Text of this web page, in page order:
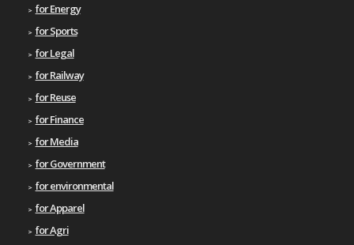
for Energy
for Sports
for Legal
for Railway
for Reuse
for Finance
for Media
for Government
for environmental
for Apparel
for Agri